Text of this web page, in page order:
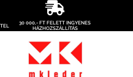
30 000,- FT FELETT INGYENES
HÁZHOZSZÁLLÍTÁS